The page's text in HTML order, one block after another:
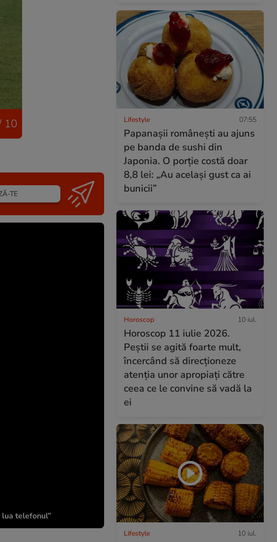
10
TE
lua telefonul”
Lifestyle 07:55
Papanașii românești au ajuns
pe banda de sushi din
Japonia. O porție costă doar
8,8 lei: „Au același gust ca ai
bunicii”
Horoscop 10 iul.
Horoscop 11 iulie 2026.
Peștii se agită foarte mult,
încercând să direcționeze
atenția unor apropiați către
ceea ce le convine să vadă la
ei
Lifestyle 10 iul.